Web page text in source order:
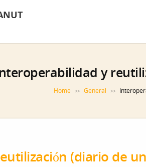
y
Home >> General >>
(diario de